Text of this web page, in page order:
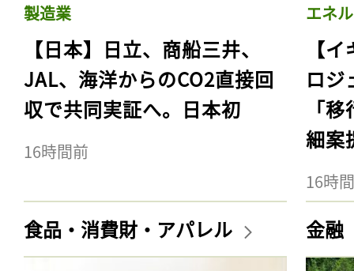
製造業
【日本】日立、商船三井、
JAL、海洋からのCO2直接回
収で共同実証へ。日本初
16時間前
エネ
【
ロジ
「
細案
16時
食品・消費財・アパレル 金融